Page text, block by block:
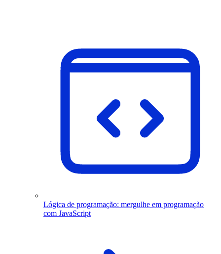
Lógica de programação: mergulhe em programação
com JavaScript